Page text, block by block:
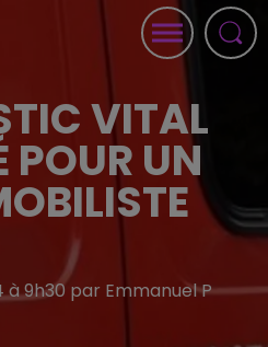
VITAL
POUR UN
à 9h30 par Emmanuel P